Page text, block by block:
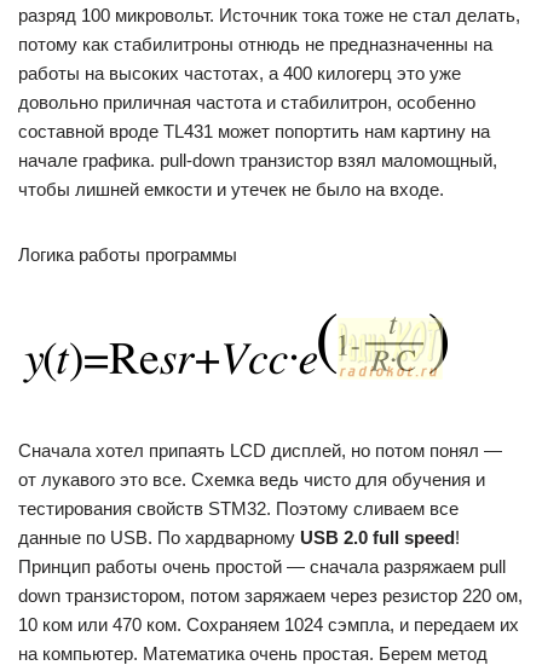
разряд 100 микровольт. Источник тока тоже не стал делать,
потому как стабилитроны отнюдь не предназначенны на
работы на высоких частотах, а 400 килогерц это уже
довольно приличная частота и стабилитрон, особенно
составной вроде TL431 может попортить нам картину на
начале графика. pull-down транзистор взял маломощный,
чтобы лишней емкости и утечек не было на входе.
Логика работы программы
Сначала хотел припаять LCD дисплей, но потом понял —
от лукавого это все. Схемка ведь чисто для обучения и
тестирования свойств STM32. Поэтому сливаем все
данные по USB. По хардварному USB 2.0 full speed!
Принцип работы очень простой — сначала разряжаем pull
down транзистором, потом заряжаем через резистор 220 ом,
10 ком или 470 ком. Сохраняем 1024 сэмпла, и передаем их
на компьютер. Математика очень простая. Берем метод